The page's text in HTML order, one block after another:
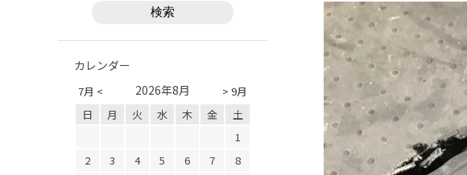
カレンダー
7月 < > 9月
2026年8月
日 月 火 水 木 金
土
1
2
3 4 5 6 7
8